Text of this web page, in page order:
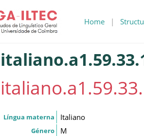
Home |
Língua materna Italiano
Género M